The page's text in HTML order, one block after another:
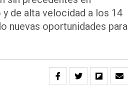
de alta velocidad a los 14
nuevas oportunidades para